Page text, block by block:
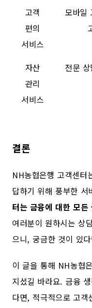
고객
편의
서비스
모바일
자산
관리
서비스
전문
결론
NH농협은행 고객센터
답하기 위해 풍부한 서
터는 금융에 대한 모
여러분이 원하시는 상
으니, 궁금한 것이 있
이 글을 통해 NH농협
지셨길 바라요. 금융
다면, 적극적으로 고객